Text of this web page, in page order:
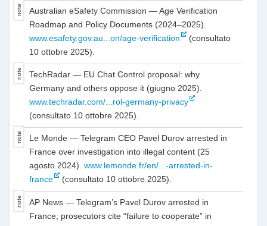
Australian eSafety Commission — Age Verification
Roadmap and Policy Documents (2024–2025).
www.esafety.gov.au...on/age-verification
(consultato
10 ottobre 2025).
TechRadar — EU Chat Control proposal: why
Germany and others oppose it (giugno 2025).
www.techradar.com/...rol-germany-privacy
(consultato 10 ottobre 2025).
Le Monde — Telegram CEO Pavel Durov arrested in
France over investigation into illegal content (25
agosto 2024). www.lemonde.fr/en/...-arrested-in-
france
(consultato 10 ottobre 2025).
AP News — Telegram’s Pavel Durov arrested in
France; prosecutors cite “failure to cooperate” in